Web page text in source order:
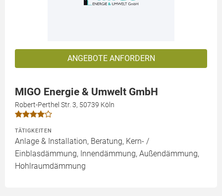
ANGEBOTE ANFORDERN
MIGO Energie & Umwelt GmbH
Robert-Perthel Str. 3, 50739 Köln
TÄTIGKEITEN
Anlage & Installation, Beratung, Kern- /
Einblasdämmung, Innendämmung, Außendämmung,
Hohlraumdämmung